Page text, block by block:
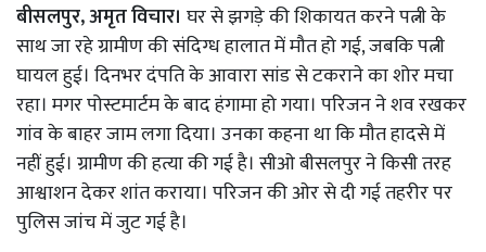
बीसलपुर, अमृत विचार। घर से झगड़े की शिकायत करने पत्नी के
साथ जा रहे ग्रामीण की संदिग्ध हालात में मौत हो गई, जबकि पत्नी
घायल हुई। दिनभर दंपति के आवारा सांड से टकराने का शोर मचा
रहा। मगर पोस्टमार्टम के बाद हंगामा हो गया। परिजन ने शव रखकर
गांव के बाहर जाम लगा दिया। उनका कहना था कि मौत हादसे में
नहीं हुई। ग्रामीण की हत्या की गई है। सीओ बीसलपुर ने किसी तरह
आश्वाशन देकर शांत कराया। परिजन की ओर से दी गई तहरीर पर
पुलिस जांच में जुट गई है।